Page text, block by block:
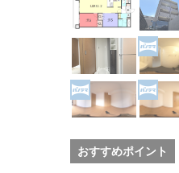
おすすめポイント